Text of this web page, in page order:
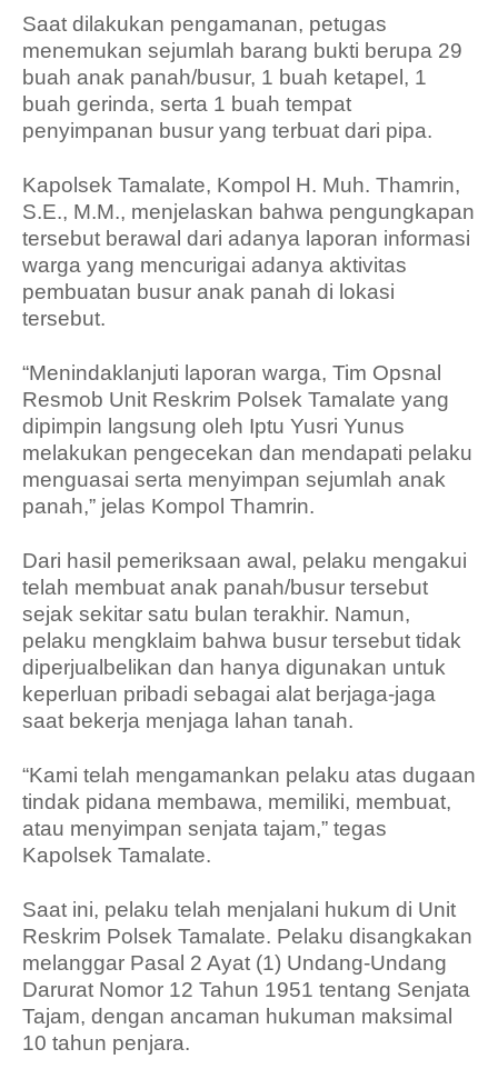
Saat dilakukan pengamanan, petugas
menemukan sejumlah barang bukti berupa 29
buah anak panah/busur, 1 buah ketapel, 1
buah gerinda, serta 1 buah tempat
penyimpanan busur yang terbuat dari pipa.
Kapolsek Tamalate, Kompol H. Muh. Thamrin,
S.E., M.M., menjelaskan bahwa pengungkapan
tersebut berawal dari adanya laporan informasi
warga yang mencurigai adanya aktivitas
pembuatan busur anak panah di lokasi
tersebut.
“Menindaklanjuti laporan warga, Tim Opsnal
Resmob Unit Reskrim Polsek Tamalate yang
dipimpin langsung oleh Iptu Yusri Yunus
melakukan pengecekan dan mendapati pelaku
menguasai serta menyimpan sejumlah anak
panah,” jelas Kompol Thamrin.
Dari hasil pemeriksaan awal, pelaku mengakui
telah membuat anak panah/busur tersebut
sejak sekitar satu bulan terakhir. Namun,
pelaku mengklaim bahwa busur tersebut tidak
diperjualbelikan dan hanya digunakan untuk
keperluan pribadi sebagai alat berjaga-jaga
saat bekerja menjaga lahan tanah.
“Kami telah mengamankan pelaku atas dugaan
tindak pidana membawa, memiliki, membuat,
atau menyimpan senjata tajam,” tegas
Kapolsek Tamalate.
Saat ini, pelaku telah menjalani hukum di Unit
Reskrim Polsek Tamalate. Pelaku disangkakan
melanggar Pasal 2 Ayat (1) Undang-Undang
Darurat Nomor 12 Tahun 1951 tentang Senjata
Tajam, dengan ancaman hukuman maksimal
10 tahun penjara.